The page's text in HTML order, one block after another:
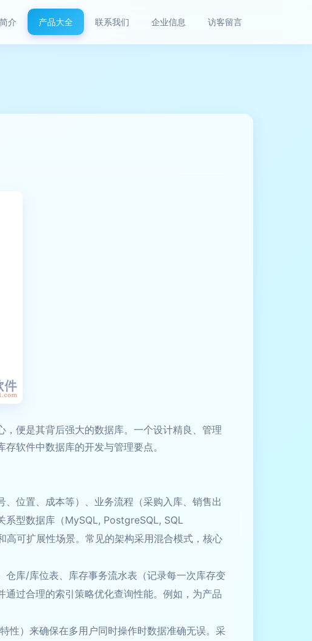
介 产品大全 联系我们 企业信息 访客留言
便是其背后强大的数据库。一个设计精良、管理
软件中数据库的开发与管理要点。
位置、成本等）、业务流程（采购入库、销售出
系型数据库（MySQL, PostgreSQL, SQL
可扩展性场景。常见的架构采用混合模式，核心
库/库位表、库存事务流水表（记录每一次库存变
过合理的索引策略优化查询性能。例如，为产品
性）来确保在多用户同时操作时数据准确无误。采